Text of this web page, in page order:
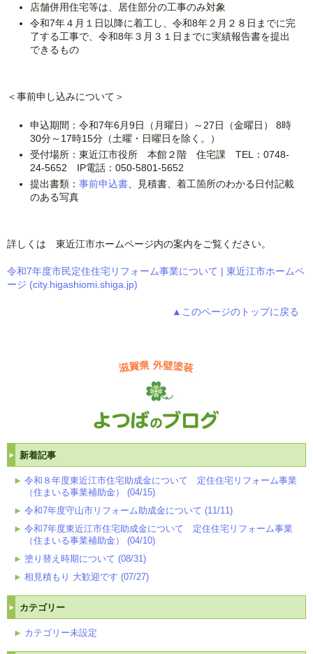
店舗併用住宅等は、居住部分の工事のみ対象
令和7年４月１日以降に着工し、令和8年２月２８日までに完
了する工事で、令和8年３月３１日までに実績報告書を提出
できるもの
＜事前申し込みについて＞
申込期間：令和7年6月9日（月曜日）～27日（金曜日） 8時
30分～17時15分（土曜・日曜日を除く。）
受付場所：東近江市役所 本館２階 住宅課 TEL：0748-
24-5652 IP電話：050-5801-5652
提出書類： 事前申込書 、見積書、着工箇所のわかる日付記載
のある写真
詳しくは 東近江市ホームページ内の案内をご覧ください。
令和7年度市民定住住宅リフォーム事業について | 東近江市ホームペ
ージ (city.higashiomi.shiga.jp)
▲このページのトップに戻る
新着記事
令和８年度東近江市住宅助成金について 定住住宅リフォーム事業
（住まいる事業補助金） (04/15)
令和7年度守山市リフォーム助成金について (11/11)
令和7年度東近江市住宅助成金について 定住住宅リフォーム事業
（住まいる事業補助金） (04/10)
塗り替え時期について (08/31)
相見積もり 大歓迎です (07/27)
カテゴリー
カテゴリー未設定